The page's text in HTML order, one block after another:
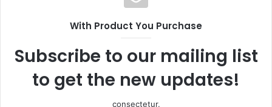
With Product You Purchase
Subscribe to our mailing list
to get the new updates!
consectetur.